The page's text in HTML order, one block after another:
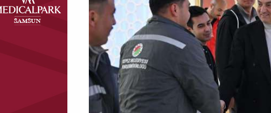
DÜNYA
MAGAZİN